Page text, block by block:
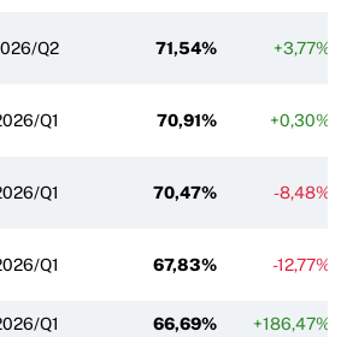
Q2 71,54% +3,77%
Q1 70,91% +0,30%
Q1 70,47% -8,48%
Q1 67,83% -12,77%
Q1 66,69% +186,47%